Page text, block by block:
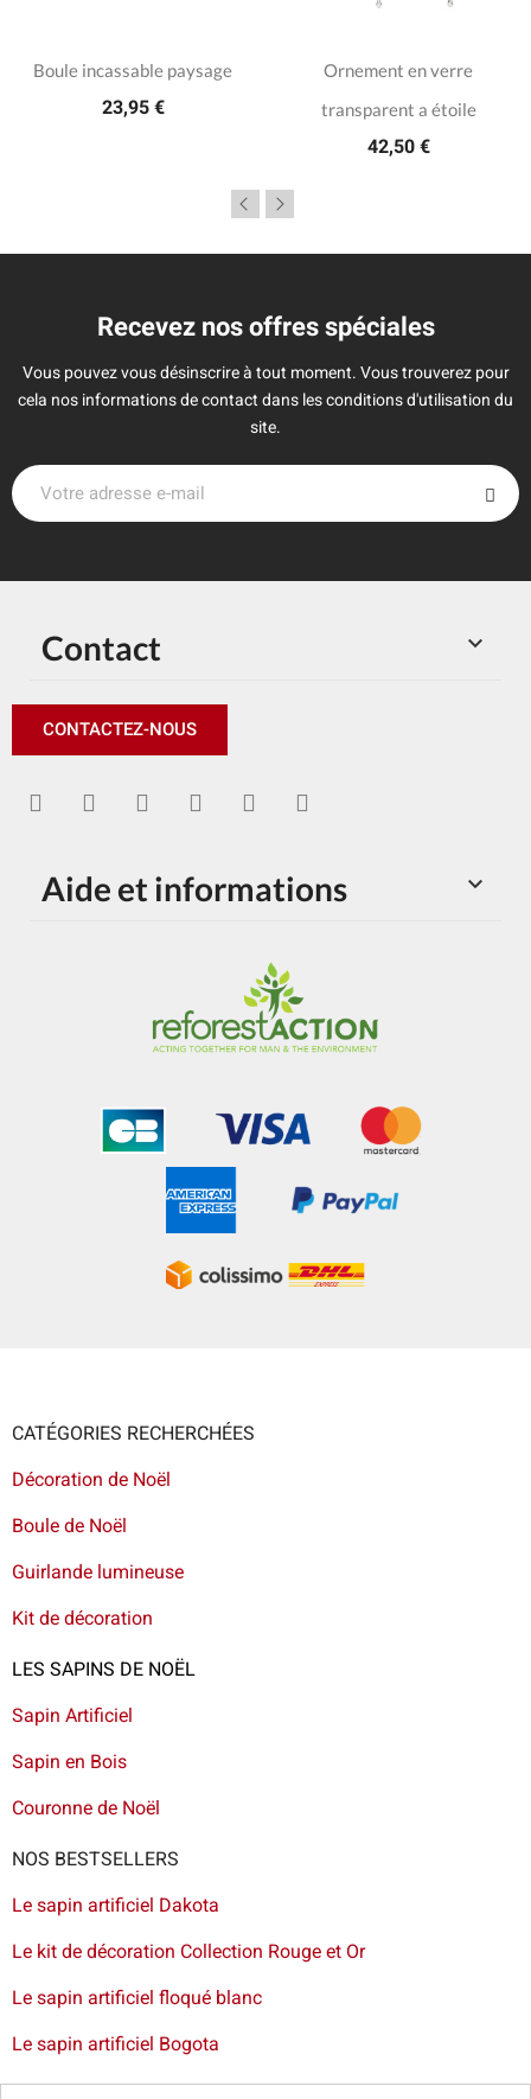
Boule incassable paysage
23,95 €
Ornement en verre
transparent a étoile
42,50 €
Recevez nos offres spéciales
Vous pouvez vous désinscrire à tout moment. Vous trouverez pour
cela nos informations de contact dans les conditions d'utilisation du
site.

Contact
CONTACTEZ-NOUS

Aide et informations
CATÉGORIES RECHERCHÉES
Décoration de Noël
Boule de Noël
Guirlande lumineuse
Kit de décoration
LES SAPINS DE NOËL
Sapin Artificiel
Sapin en Bois
Couronne de Noël
NOS BESTSELLERS
Le sapin artificiel Dakota
Le kit de décoration Collection Rouge et Or
Le sapin artificiel floqué blanc
Le sapin artificiel Bogota